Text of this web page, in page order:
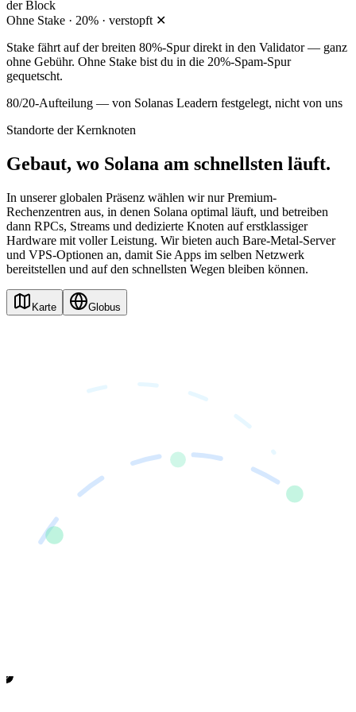
der Block
Ohne Stake · 20% · verstopft ✕
Stake fährt auf der breiten 80%-Spur direkt in den Validator — ganz
ohne Gebühr. Ohne Stake bist du in die 20%-Spam-Spur
gequetscht.
80/20-Aufteilung — von Solanas Leadern festgelegt, nicht von uns
Standorte der Kernknoten
Gebaut, wo Solana am schnellsten läuft.
In unserer globalen Präsenz wählen wir nur Premium-
Rechenzentren aus, in denen Solana optimal läuft, und betreiben
dann RPCs, Streams und dedizierte Knoten auf erstklassiger
Hardware mit voller Leistung. Wir bieten auch Bare-Metal-Server
und VPS-Optionen an, damit Sie Apps im selben Netzwerk
bereitstellen und auf den schnellsten Wegen bleiben können.
Karte Globus